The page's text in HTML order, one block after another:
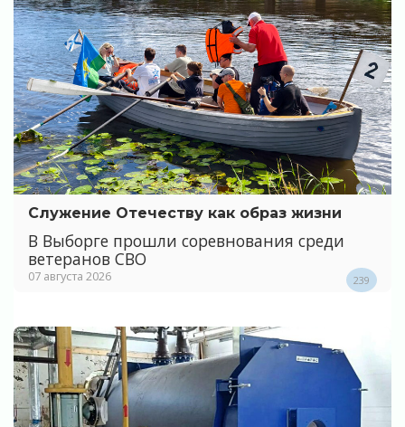
Служение Отечеству как образ жизни
В Выборге прошли соревнования среди
ветеранов СВО
07 августа 2026 239